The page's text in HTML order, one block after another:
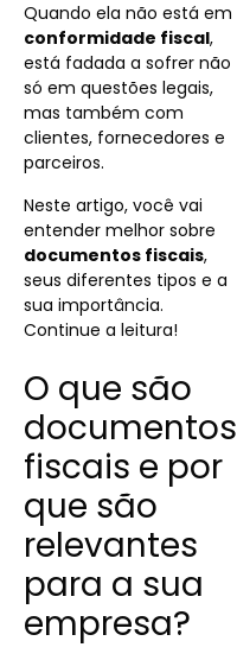
Quando ela não está em
conformidade fiscal,
está fadada a sofrer não
só em questões legais,
mas também com
clientes, fornecedores e
parceiros.
Neste artigo, você vai
entender melhor sobre
documentos fiscais,
seus diferentes tipos e a
sua importância.
Continue a leitura!
O que são
documentos
fiscais e por
que são
relevantes
para a sua
empresa?